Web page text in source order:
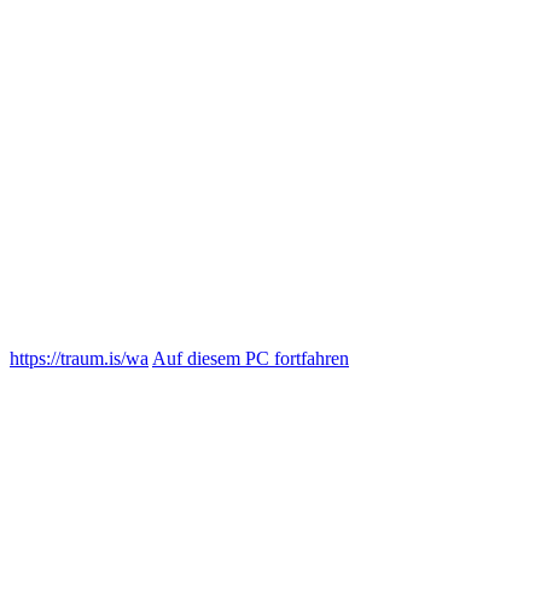
https://traum.is/wa Auf diesem PC fortfahren